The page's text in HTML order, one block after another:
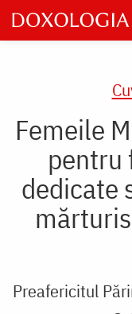
Skip
to
main
Femeile
pentru
dedicate
Preafericitul